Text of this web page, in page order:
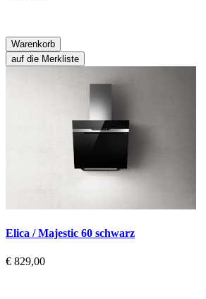
Warenkorb
auf die Merkliste
Elica / Majestic 60 schwarz
€ 829,00